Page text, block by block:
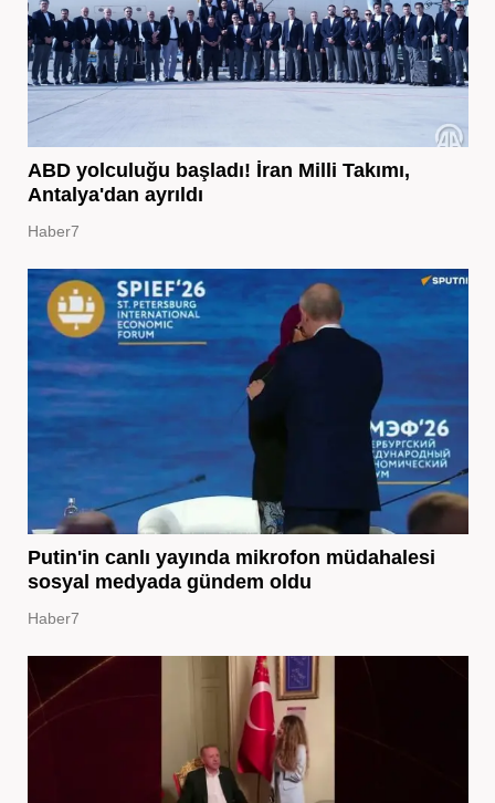
ABD yolculuğu başladı! İran Milli Takımı,
Antalya'dan ayrıldı
Haber7
Putin'in canlı yayında mikrofon müdahalesi
sosyal medyada gündem oldu
Haber7